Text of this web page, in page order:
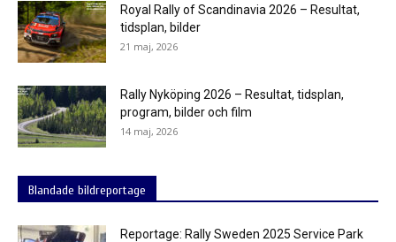
Royal Rally of Scandinavia 2026 – Resultat,
tidsplan, bilder
21 maj, 2026
Rally Nyköping 2026 – Resultat, tidsplan,
program, bilder och film
14 maj, 2026
Blandade bildreportage
Reportage: Rally Sweden 2025 Service Park